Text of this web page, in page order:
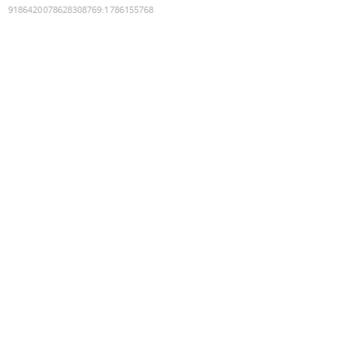
9186420078628308769:1786155768